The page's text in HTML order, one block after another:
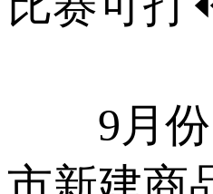
9月份